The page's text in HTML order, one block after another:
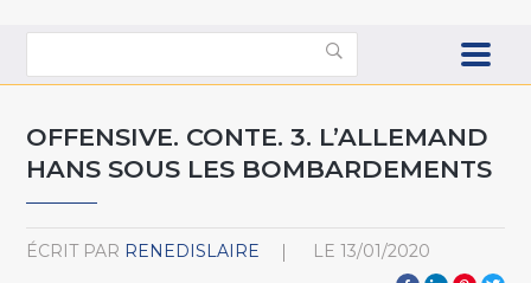
OFFENSIVE. CONTE. 3. L’ALLEMAND
HANS SOUS LES BOMBARDEMENTS
ÉCRIT PAR RENEDISLAIRE LE 13/01/2020